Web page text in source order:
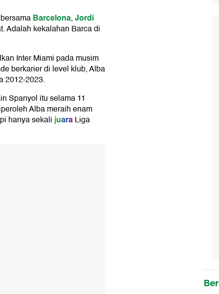
Barcelona,Jordi
Adalah kekalahan Barca di
Inter Miami pada musim
berkarier di level klub, Alba
2012-2023.
Spanyol itu selama 11
Alba meraih enam
hanya sekalijuaraLiga